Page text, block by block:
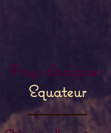
Pays d'origine :
Equateur